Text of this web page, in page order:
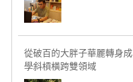
從破百的大胖子華麗轉身
學斜槓橫跨雙領域